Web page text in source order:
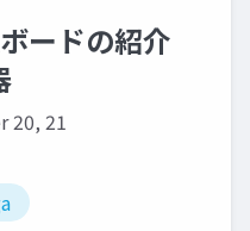
ードの紹介
20, 21